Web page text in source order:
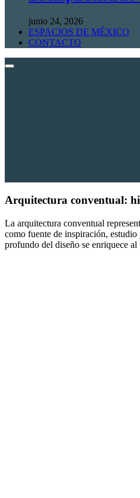
junio 24, 2026
ESPACIOS DE MÉXICO
CONTACTO
Arquitectura conventual:
La arquitectura conventual
como fuente de inspiración,
profundo del diseño se enriquece